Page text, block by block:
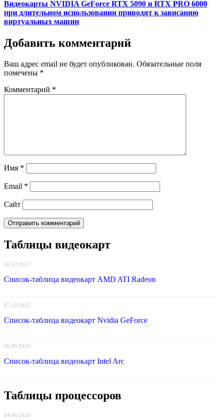
Видеокарты NVIDIA GeForce RTX 5090 и RTX PRO 6000
при длительном использовании приводят к зависанию
виртуальных машин
Добавить комментарий
Ваш адрес email не будет опубликован. Обязательные поля
помечены *
Комментарий *
Имя *
Email *
Сайт
Таблицы видеокарт
10.10.2022
Список-таблица видеокарт AMD ATI Radeon
07.10.2022
Список-таблица видеокарт Nvidia GeForce
06.09.2022
Список-таблица видеокарт Intel Arc
Таблицы процессоров
04.06.2026